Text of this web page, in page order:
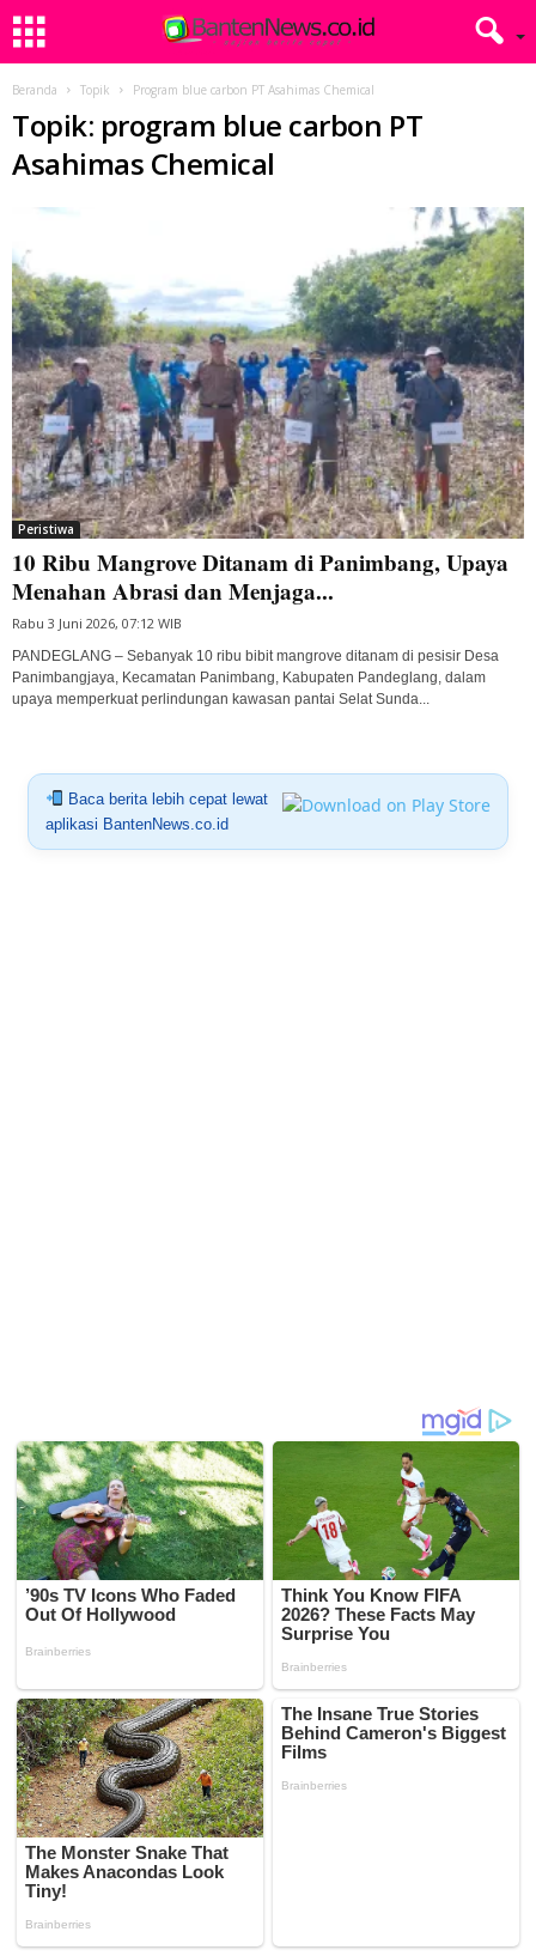
Beranda Topik Program blue carbon PT Asahimas Chemical
Topik: program blue carbon PT
Asahimas Chemical
Peristiwa
10 Ribu Mangrove Ditanam di Panimbang, Upaya
Menahan Abrasi dan Menjaga...
Rabu 3 Juni 2026, 07:12 WIB
PANDEGLANG – Sebanyak 10 ribu bibit mangrove ditanam di pesisir Desa
Panimbangjaya, Kecamatan Panimbang, Kabupaten Pandeglang, dalam
upaya memperkuat perlindungan kawasan pantai Selat Sunda...
Baca berita lebih cepat lewat
aplikasi BantenNews.co.id